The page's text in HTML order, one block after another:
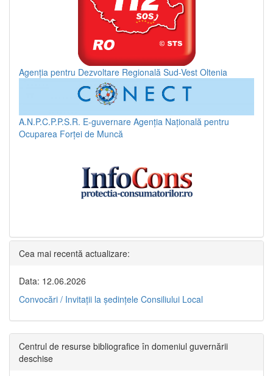
Agenția pentru Dezvoltare Regională Sud-Vest Oltenia
A.N.P.C.P.P.S.R. E-guvernare Agenția Națională pentru
Ocuparea Forței de Muncă
Cea mai recentă actualizare:
Data: 12.06.2026
Convocări / Invitaţii la şedinţele Consiliului Local
Centrul de resurse bibliografice în domeniul guvernării
deschise